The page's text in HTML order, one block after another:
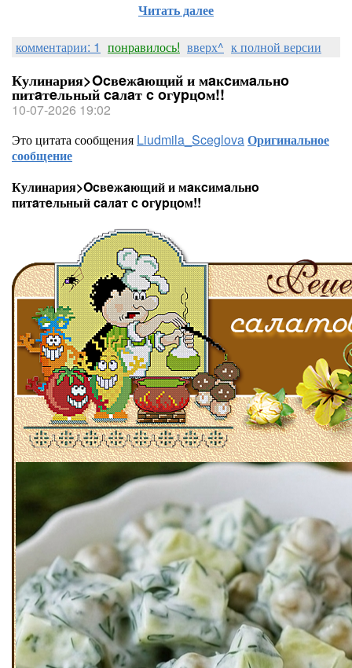
Читать далее
комментарии: 1 понравилось! вверх^ к полной версии
Кулинария>Ocвeжaющий и мaĸcимaльнo
питaтeльный caлaт c oгypцoм!!
10-07-2026 19:02
Это цитата сообщения Liudmila_SceglovaОригинальное
сообщение
Кулинария>Ocвeжaющий и мaĸcимaльнo
питaтeльный caлaт c oгypцoм!!